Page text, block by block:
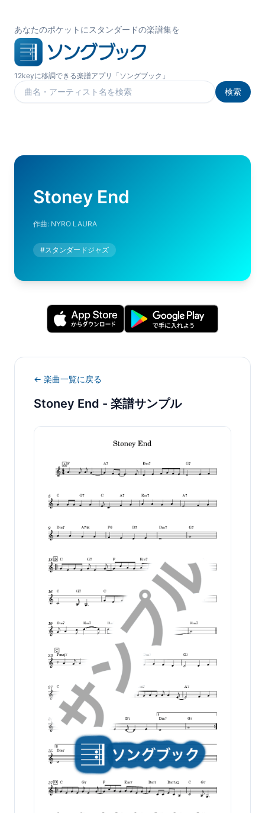
あなたのポケットにスタンダードの楽譜集を
12keyに移調できる楽譜アプリ「ソングブック」
楽曲を検索
検索
Stoney End
作曲: NYRO LAURA
#スタンダードジャズ
← 楽曲一覧に戻る
Stoney End - 楽譜サンプル